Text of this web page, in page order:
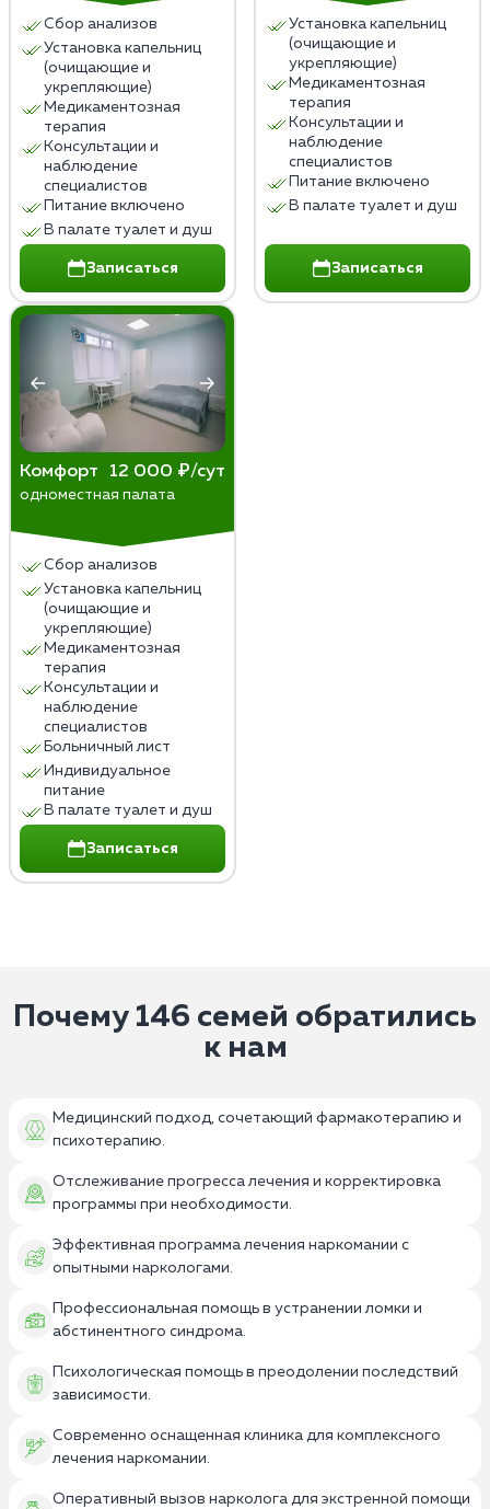
Сбор анализов
Установка капельниц
(очищающие и
укрепляющие)
Медикаментозная
терапия
Консультации и
наблюдение
специалистов
Питание включено
В палате туалет и душ
Записаться
Установка капельниц
(очищающие и
укрепляющие)
Медикаментозная
терапия
Консультации и
наблюдение
специалистов
Питание включено
В палате туалет и душ
Записаться
Комфорт 12 000 ₽/сут
одноместная палата
Сбор анализов
Установка капельниц
(очищающие и
укрепляющие)
Медикаментозная
терапия
Консультации и
наблюдение
специалистов
Больничный лист
Индивидуальное
питание
В палате туалет и душ
Записаться
Почему 146 семей обратились
к нам
Медицинский подход, сочетающий фармакотерапию и
психотерапию.
Отслеживание прогресса лечения и корректировка
программы при необходимости.
Эффективная программа лечения наркомании с
опытными наркологами.
Профессиональная помощь в устранении ломки и
абстинентного синдрома.
Психологическая помощь в преодолении последствий
зависимости.
Современно оснащенная клиника для комплексного
лечения наркомании.
Оперативный вызов нарколога для экстренной помощи